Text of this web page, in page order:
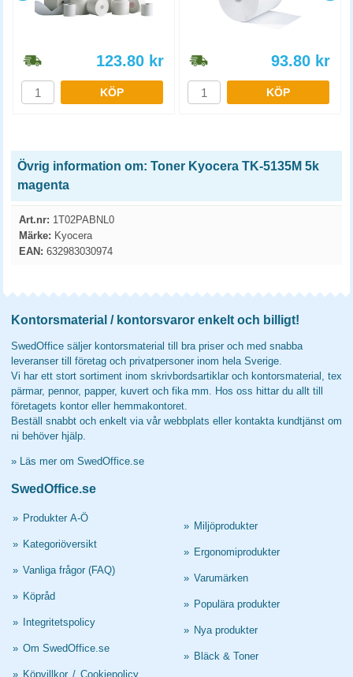
123.80 kr
KÖP
93.80 kr
KÖP
Övrig information om: Toner Kyocera TK-5135M 5k
magenta
Art.nr: 1T02PABNL0
Märke: Kyocera
EAN: 632983030974
Kontorsmaterial / kontorsvaror enkelt och billigt!
SwedOffice säljer kontorsmaterial till bra priser och med snabba
leveranser till företag och privatpersoner inom hela Sverige.
Vi har ett stort sortiment inom skrivbordsartiklar och kontorsmaterial, tex
pärmar, pennor, papper, kuvert och fika mm. Hos oss hittar du allt till
företagets kontor eller hemmakontoret.
Beställ snabbt och enkelt via vår webbplats eller kontakta kundtjänst om
ni behöver hjälp.
» Läs mer om SwedOffice.se
SwedOffice.se
» Produkter A-Ö
» Kategoriöversikt
» Vanliga frågor (FAQ)
» Köpråd
» Integritetspolicy
» Om SwedOffice.se
» Köpvillkor / Cookiepolicy
» Miljöprodukter
» Ergonomiprodukter
» Varumärken
» Populära produkter
» Nya produkter
» Bläck & Toner